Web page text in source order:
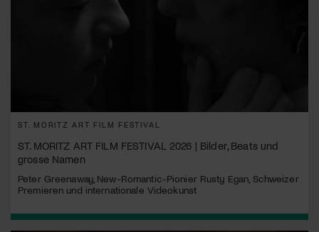
ST. MORITZ ART FILM FESTIVAL
ST. MORITZ ART FILM FESTIVAL 2026 | Bilder, Beats und
grosse Namen
Peter Greenaway, New-Romantic-Pionier Rusty Egan, Schweizer
Premieren und internationale Videokunst